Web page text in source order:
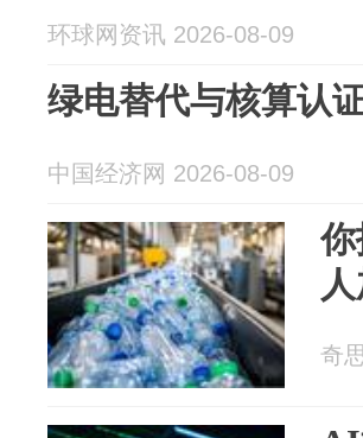
环球网资讯 2026-08-09
绿电替代与核算认
中国经济网 2026-08-09
奇